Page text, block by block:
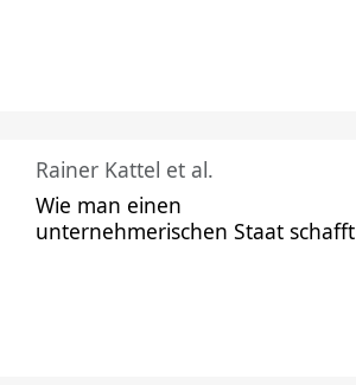
Rainer Kattel et al.
Wie man einen
unternehmerischen Staat schafft